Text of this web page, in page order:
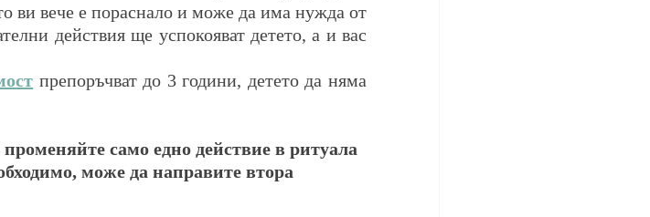
ви вече е пораснало и може да има нужда от
действия ще успокояват детето, а и вас
препоръчват до 3 години, детето да няма
само едно действие в ритуала
може да направите втора